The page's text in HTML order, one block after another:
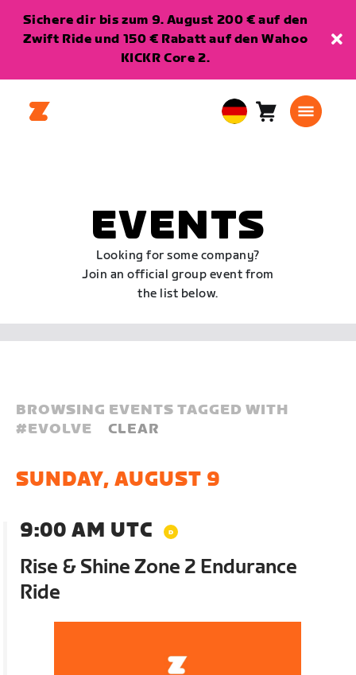
Sichere dir bis zum 9. August 200 € auf den
Zwift Ride und 150 € Rabatt auf den Wahoo
KICKR Core 2.
EuropeanWarenkorb
EVENTS
Looking for some company?
Join an official group event from
the list below.
BROWSING EVENTS TAGGED WITH
#EVOLVE CLEAR
SUNDAY, AUGUST 9
9:00 AM UTC
Rise & Shine Zone 2 Endurance
Ride